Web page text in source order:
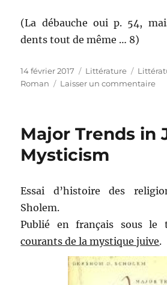
(La débauche oui p. 54,
dents tout de même … 8)
Publié
le
14 février 2017 Catégories
Littérature
Roman
Laisser un commentaire
Major Trends in
Mysticism
Essai d’histoire des
Sholem.
Publié en français sous
courants de la mystique juive.